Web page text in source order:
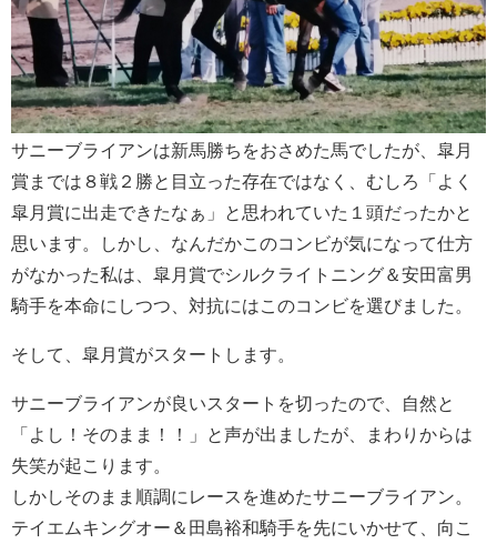
サニーブライアンは新馬勝ちをおさめた馬でしたが、皐月
賞までは８戦２勝と目立った存在ではなく、むしろ「よく
皐月賞に出走できたなぁ」と思われていた１頭だったかと
思います。しかし、なんだかこのコンビが気になって仕方
がなかった私は、皐月賞でシルクライトニング＆安田富男
騎手を本命にしつつ、対抗にはこのコンビを選びました。
そして、皐月賞がスタートします。
サニーブライアンが良いスタートを切ったので、自然と
「よし！そのまま！！」と声が出ましたが、まわりからは
失笑が起こります。
しかしそのまま順調にレースを進めたサニーブライアン。
テイエムキングオー＆田島裕和騎手を先にいかせて、向こ